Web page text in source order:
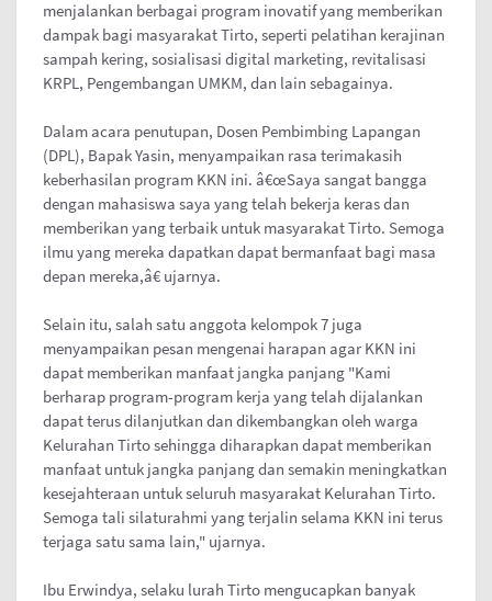
menjalankan berbagai program inovatif yang memberikan
dampak bagi masyarakat Tirto, seperti pelatihan kerajinan
sampah kering, sosialisasi digital marketing, revitalisasi
KRPL, Pengembangan UMKM, dan lain sebagainya.
Dalam acara penutupan, Dosen Pembimbing Lapangan
(DPL), Bapak Yasin, menyampaikan rasa terimakasih
keberhasilan program KKN ini. â€œSaya sangat bangga
dengan mahasiswa saya yang telah bekerja keras dan
memberikan yang terbaik untuk masyarakat Tirto. Semoga
ilmu yang mereka dapatkan dapat bermanfaat bagi masa
depan mereka,â€ ujarnya.
Selain itu, salah satu anggota kelompok 7 juga
menyampaikan pesan mengenai harapan agar KKN ini
dapat memberikan manfaat jangka panjang "Kami
berharap program-program kerja yang telah dijalankan
dapat terus dilanjutkan dan dikembangkan oleh warga
Kelurahan Tirto sehingga diharapkan dapat memberikan
manfaat untuk jangka panjang dan semakin meningkatkan
kesejahteraan untuk seluruh masyarakat Kelurahan Tirto.
Semoga tali silaturahmi yang terjalin selama KKN ini terus
terjaga satu sama lain," ujarnya.
Ibu Erwindya, selaku lurah Tirto mengucapkan banyak